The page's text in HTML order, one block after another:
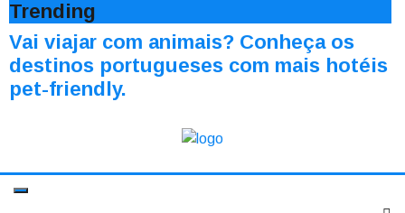
Trending
Vai viajar com animais? Conheça os
destinos portugueses com mais hotéis
pet-friendly.